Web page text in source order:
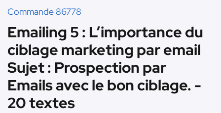
Commande 86778
Emailing 5 : L’importance du
ciblage marketing par email
Sujet : Prospection par
Emails avec le bon ciblage. -
20 textes